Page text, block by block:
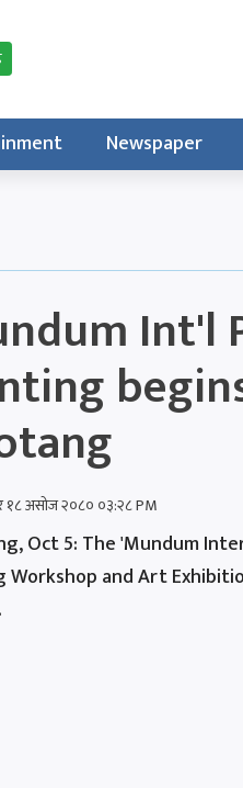
Newspaper
Int'l
१८ असोज २०८० ०३:२८ PM
Oct 5: The 'Mundum
Workshop and Art